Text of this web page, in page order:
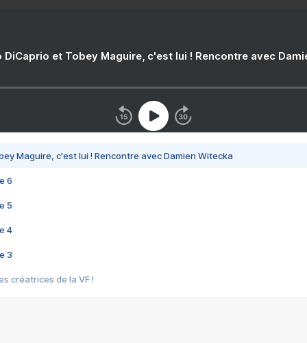
DiCaprio et Tobey Maguire, c'est lui ! Rencontre avec
Maguire, c'est lui ! Rencontre avec Damien Witecka
6
5
4
3
créatrices de la VF !